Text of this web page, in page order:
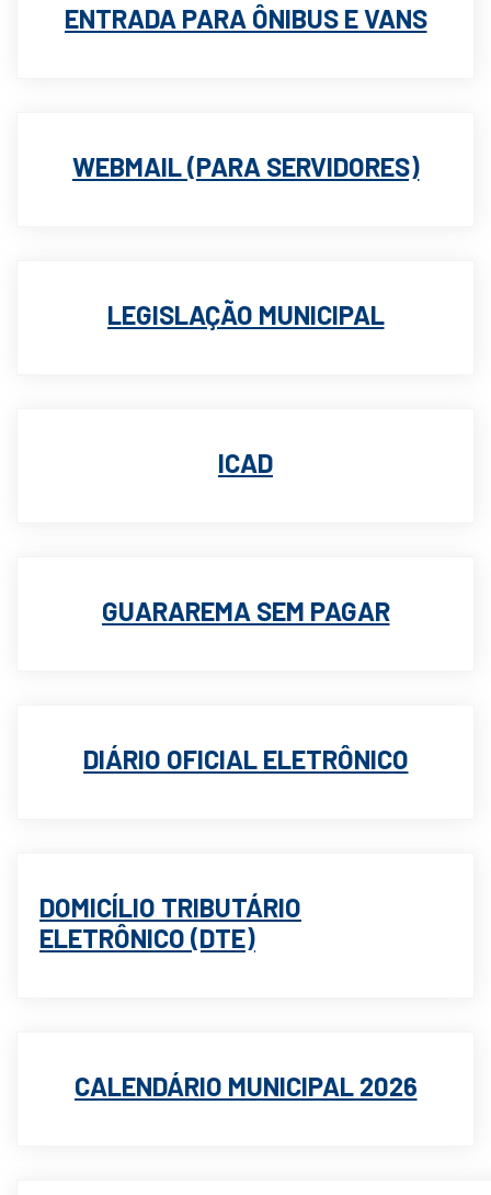
ENTRADA PARA ÔNIBUS E VANS
WEBMAIL (PARA SERVIDORES)
LEGISLAÇÃO MUNICIPAL
ICAD
GUARAREMA SEM PAGAR
DIÁRIO OFICIAL ELETRÔNICO
DOMICÍLIO TRIBUTÁRIO
ELETRÔNICO (DTE)
CALENDÁRIO MUNICIPAL 2026